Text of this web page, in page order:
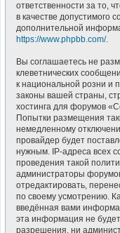
ответственности за то,
в качестве допустимого
дополнительной
https://www.phpbb.com/.
Вы соглашаетесь не
клеветнических
к национальной розни и
законы вашей страны,
хостинга для форумов
Попытки размещения
немедленному
провайдер будет
нужным. IP-адреса всех
проведения такой
администраторы
отредактировать,
по своему усмотрению.
введённая вами
эта информация не
разрешения, ни